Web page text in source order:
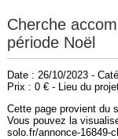
Cherche
période Noël
Date : 26/10/2023 -
Prix : 0 € - Lieu du
Cette page provient du
Vous pouvez la
solo.fr/annonce-16849-